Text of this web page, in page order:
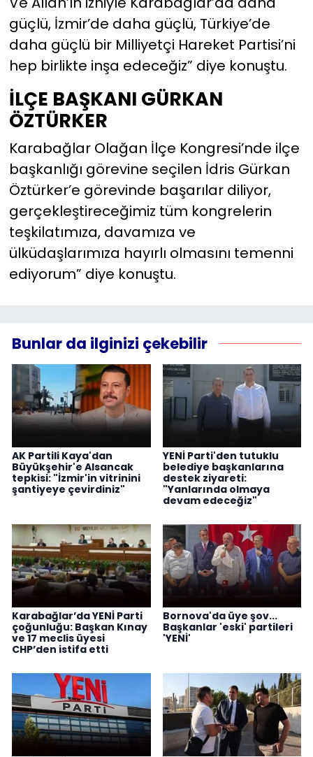
güçlü, İzmir’de daha güçlü, Türkiye’de
daha güçlü bir Milliyetçi Hareket Partisi’ni
hep birlikte inşa edeceğiz” diye konuştu.
İLÇE BAŞKANI GÜRKAN
ÖZTÜRKER
Karabağlar Olağan İlçe Kongresi’nde ilçe
başkanlığı görevine seçilen İdris Gürkan
Öztürker’e görevinde başarılar diliyor,
gerçekleştireceğimiz tüm kongrelerin
teşkilatımıza, davamıza ve
ülküdaşlarımıza hayırlı olmasını temenni
ediyorum” diye konuştu.
Bunlar da ilginizi çekebilir
AK Partili Kaya'dan
Büyükşehir'e Alsancak
tepkisi: "İzmir'in vitrinini
şantiyeye çevirdiniz"
YENİ Parti'den tutuklu
belediye başkanlarına
destek ziyareti:
"Yanlarında olmaya
devam edeceğiz"
Karabağlar’da YENİ Parti
çoğunluğu: Başkan Kınay
ve 17 meclis üyesi
CHP’den istifa etti
Bornova'da üye şov...
Başkanlar 'eski' partileri
'YENİ'